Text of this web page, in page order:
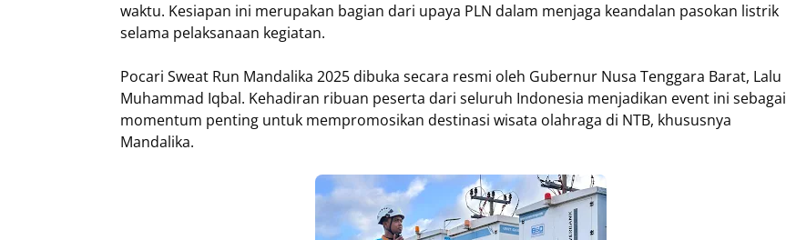
waktu. Kesiapan ini merupakan bagian dari upaya PLN dalam menjaga keandalan pasokan listrik
selama pelaksanaan kegiatan.
Pocari Sweat Run Mandalika 2025 dibuka secara resmi oleh Gubernur Nusa Tenggara Barat, Lalu
Muhammad Iqbal. Kehadiran ribuan peserta dari seluruh Indonesia menjadikan event ini sebagai
momentum penting untuk mempromosikan destinasi wisata olahraga di NTB, khususnya
Mandalika.